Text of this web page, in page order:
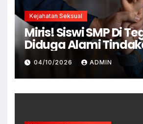
Kejahatan Seksual
Miris! Siswi SMP Di
Diduga Alami
Senonoh Di Sekolah
04/10/2026 ADMIN